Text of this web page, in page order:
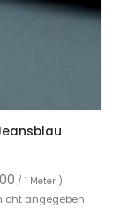
/ 1 Meter )
angegeben